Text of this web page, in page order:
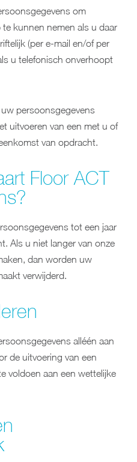
om
kunnen nemen als u daar
(per e-mail en/of per
u telefonisch onverhoopt
persoonsgegevens
uitvoeren van een met u of
van opdracht.
Floor ACT
tot een jaar
Als u niet langer van onze
dan worden uw
verwijderd.
alléén aan
de uitvoering van een
voldoen aan een wettelijke